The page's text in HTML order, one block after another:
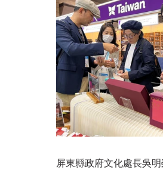
屏東縣政府文化處長吳